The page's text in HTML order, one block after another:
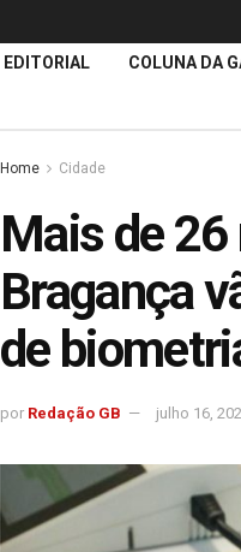
EDITORIAL COLUNA DA
Home Cidade
Mais de
Bragança
de
por Redação GB julho 16,